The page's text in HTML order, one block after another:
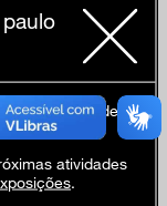
um patrimônio
foi criada em
busca de
e jovens. Para
crianças da
repertório
em virtude
atividades
.